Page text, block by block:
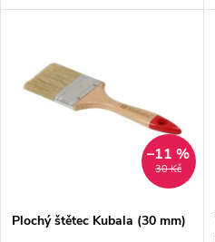
u
k
k
30 Kč
–11 %
Plochý štětec Kubala (30 mm)